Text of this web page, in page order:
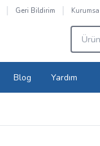
Geri Bildirim
Blog Yardım